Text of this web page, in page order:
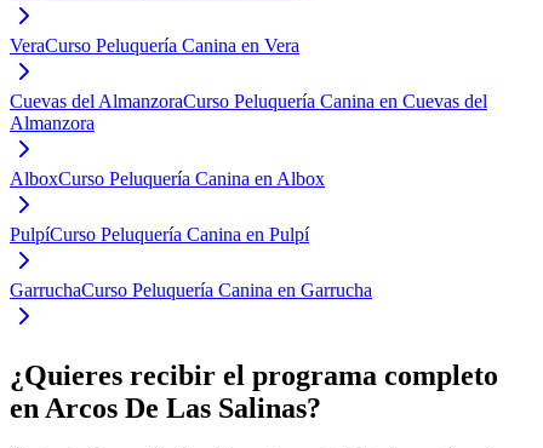
VeraCurso Peluquería Canina en Vera
Cuevas del AlmanzoraCurso Peluquería Canina en Cuevas del
Almanzora
AlboxCurso Peluquería Canina en Albox
PulpíCurso Peluquería Canina en Pulpí
GarruchaCurso Peluquería Canina en Garrucha
¿Quieres recibir el programa completo
en Arcos De Las Salinas?